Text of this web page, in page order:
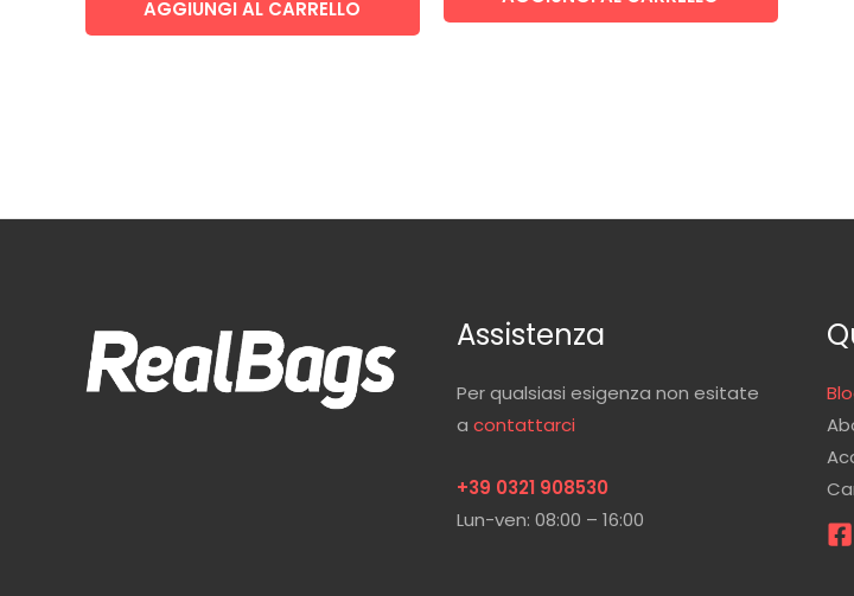
AGGIUNGI AL CARRELLO
Assistenza
Per qualsiasi esigenza non esitate
a contattarci
+39 0321 908530
Lun-ven: 08:00 – 16:00